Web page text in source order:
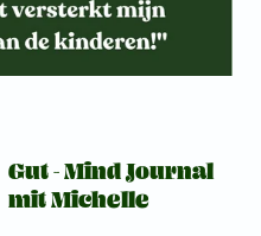
Gut - Mind Journal
mit Michelle